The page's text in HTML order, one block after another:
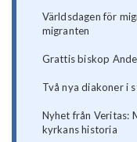
Världsdagen för
migranten
Grattis biskop
Två nya diakoner i
Nyhet från Veritas:
kyrkans historia